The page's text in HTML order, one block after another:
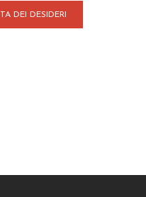
DEI DESIDERI